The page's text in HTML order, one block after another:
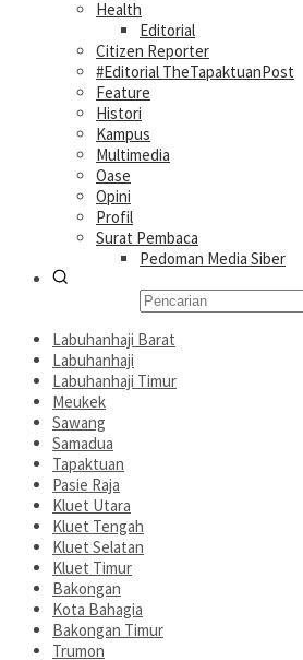
Health
Editorial
Citizen Reporter
#Editorial TheTapaktuanPost
Feature
Histori
Kampus
Multimedia
Oase
Opini
Profil
Surat Pembaca
Pedoman Media Siber
Labuhanhaji Barat
Labuhanhaji
Labuhanhaji Timur
Meukek
Sawang
Samadua
Tapaktuan
Pasie Raja
Kluet Utara
Kluet Tengah
Kluet Selatan
Kluet Timur
Bakongan
Kota Bahagia
Bakongan Timur
Trumon